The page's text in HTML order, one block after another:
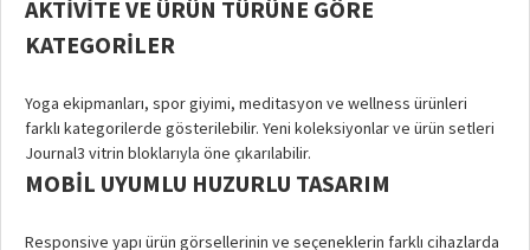
AKTIVITE VE ÜRÜN TÜRÜNE GÖRE
KATEGORILER
Yoga ekipmanları, spor giyimi, meditasyon ve wellness ürünleri
farklı kategorilerde gösterilebilir. Yeni koleksiyonlar ve ürün setleri
Journal3 vitrin bloklarıyla öne çıkarılabilir.
MOBIL UYUMLU HUZURLU TASARIM
Responsive yapı ürün görsellerinin ve seçeneklerin farklı cihazlarda